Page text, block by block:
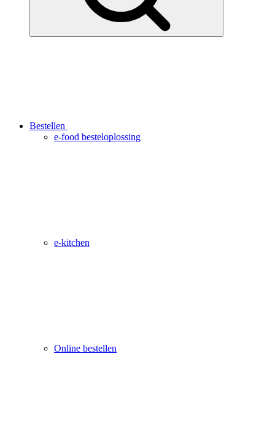
Bestellen
e-food besteloplossing
e-kitchen
Online bestellen